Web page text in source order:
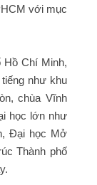
với mục
Hồ Chí Minh,
như khu
chùa Vĩnh
học lớn như
Đại học Mở
Thành phố